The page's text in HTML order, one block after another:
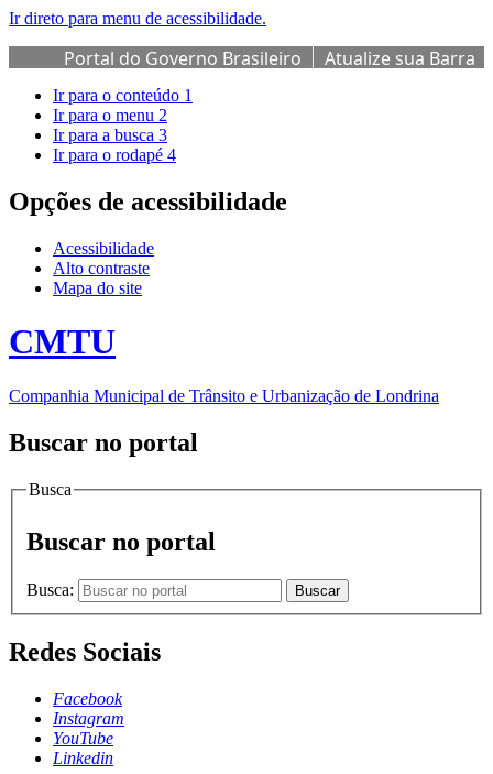
Ir direto para menu de acessibilidade.
Portal do Governo Brasileiro
Atualize sua Barra
de Governo
Ir para o conteúdo 1
Ir para o menu 2
Ir para a busca 3
Ir para o rodapé 4
Opções de acessibilidade
Acessibilidade
Alto contraste
Mapa do site
CMTU
Companhia Municipal de Trânsito e Urbanização de Londrina
Buscar no portal
Busca
Buscar no portal
Busca: Buscar
Redes Sociais
Facebook
Instagram
YouTube
Linkedin